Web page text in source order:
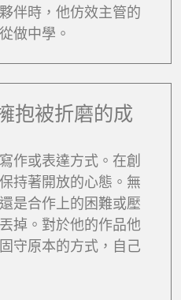
伴時，他仿效主管的
做中學。
抱被折磨的成
作或表達方式。在創
持著開放的心態。無
是合作上的困難或壓
掉。對於他的作品他
守原本的方式，自己